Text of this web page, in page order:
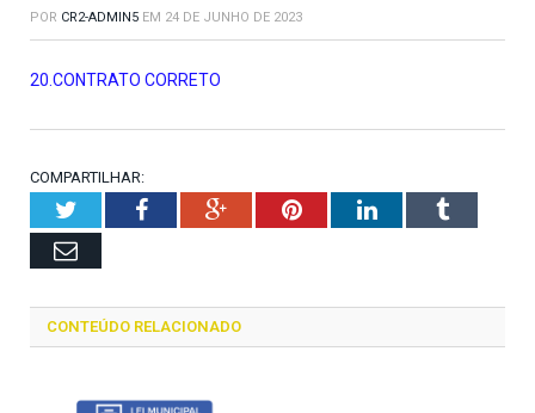
POR CR2-ADMIN5 EM 24 DE JUNHO DE 2023
20.CONTRATO CORRETO
COMPARTILHAR:
TwitterFacebookGoogle+PinterestLinkedInTumblr
Email
CONTEÚDO RELACIONADO